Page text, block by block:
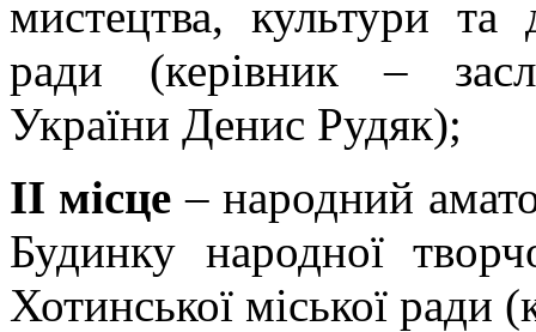
мистецтва, культури та
ради (керівник –
України Денис Рудяк);
ІІ місце – народний
Будинку народної
Хотинської міської ради